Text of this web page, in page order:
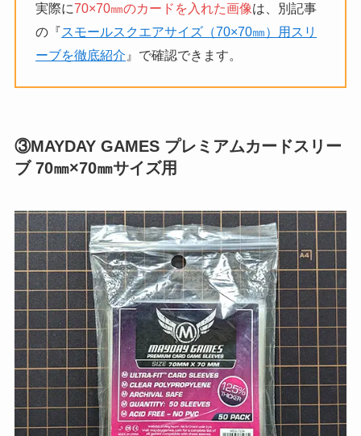
実際に70×70㎜のカードを入れた画像は、別記事
の『スモールスクエアサイズ（70×70㎜）用スリ
ーブを徹底紹介 』で確認できます。
③MAYDAY GAMES プレミアムカードスリー
ブ 70㎜×70㎜サイズ用